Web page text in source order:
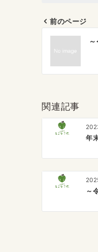
投
ナ
ゲ
ー
ョ
ン
前のページ
関連記事
年
～